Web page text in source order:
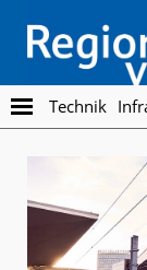
main
content
footer
Die
Fachzeitschrift
Öffentlichen
Technik